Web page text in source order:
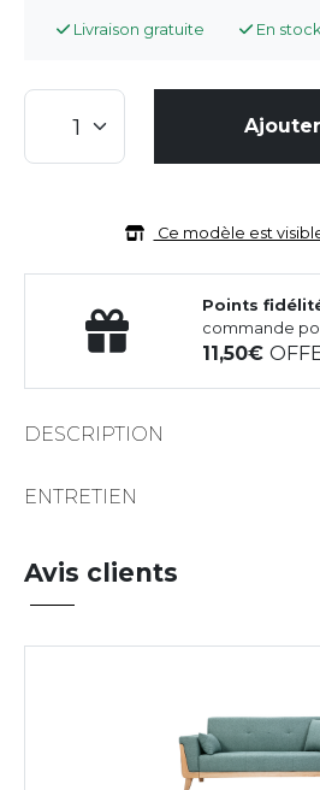
Livraison gratuite En
Ce modèle est
Points
commande
11,50
DESCRIPTION
ENTRETIEN
Avis clients